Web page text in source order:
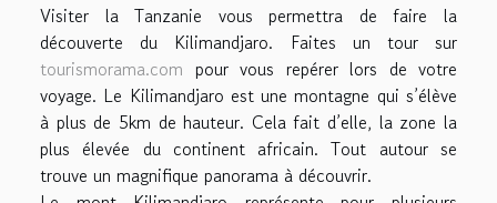
Visiter la Tanzanie vous permettra de faire la
découverte du Kilimandjaro. Faites un tour sur
tourismorama.com pour vous repérer lors de votre
voyage. Le Kilimandjaro est une montagne qui s’élève
à plus de 5km de hauteur. Cela fait d’elle, la zone la
plus élevée du continent africain. Tout autour se
trouve un magnifique panorama à découvrir.